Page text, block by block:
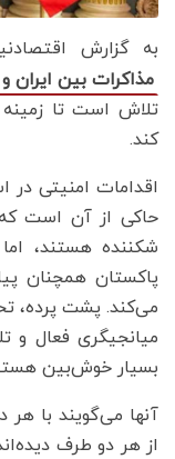
به گزارش
مذاکرات بین ایران و
تلاش است تا
کند.
اقدامات امنیتی در
حاکی از آن است
شکننده هستند،
پاکستان همچنان
می‌کند. پشت پرده،
میانجیگری فعال و
بسیار خوش‌بین
آنها می‌گویند با
از هر دو طرف